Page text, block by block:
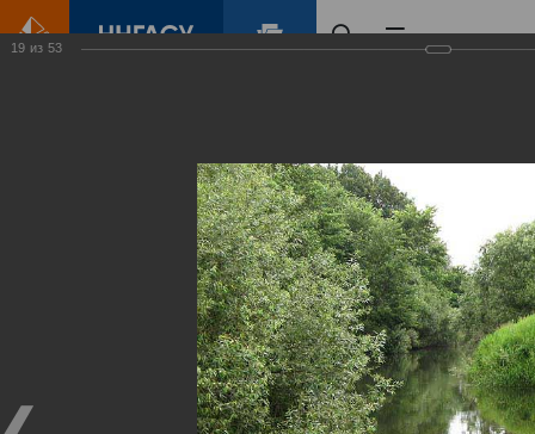
Виртуальные
выставки
(фотоальбомы)
19 из 53